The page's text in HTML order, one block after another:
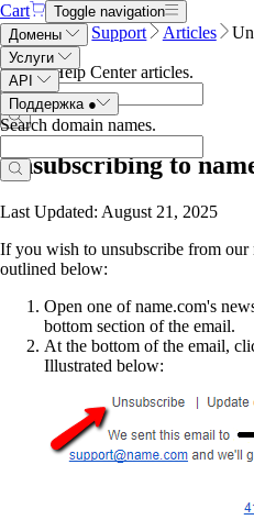
Cart
Toggle navigation
Домены
Услуги
API
Поддержка ●
Search domain names.
Name.com Support Articles
newsletter
Search Help Center articles.
Unsubscribing to
Last Updated: August 21, 2025
If you wish to unsubscribe from our
outlined below:
Open one of name.com's
bottom section of the email.
At the bottom of the email,
Illustrated below: